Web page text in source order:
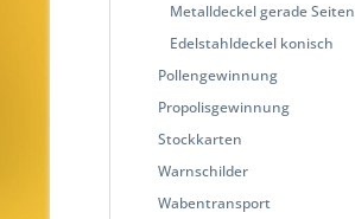
Metalldeckel gerade Seiten
Edelstahldeckel konisch
Pollengewinnung
Propolisgewinnung
Stockkarten
Warnschilder
Wabentransport